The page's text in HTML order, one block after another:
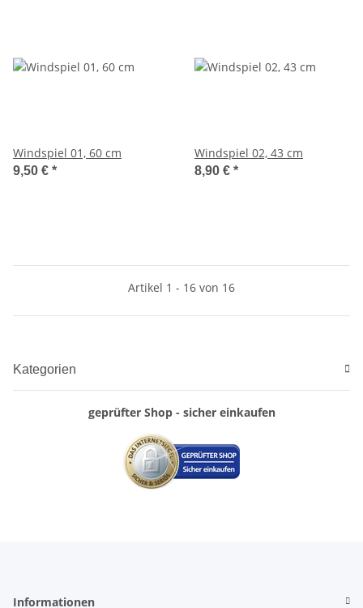
Windspiel 01, 60 cm
9,50 € *
Windspiel 02, 43 cm
8,90 € *
Artikel 1 - 16 von 16
Kategorien
geprüfter Shop - sicher einkaufen
Informationen